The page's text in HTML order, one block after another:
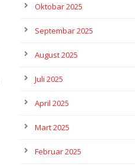
Oktobar 2025
Septembar 2025
August 2025
Juli 2025
April 2025
Mart 2025
Februar 2025